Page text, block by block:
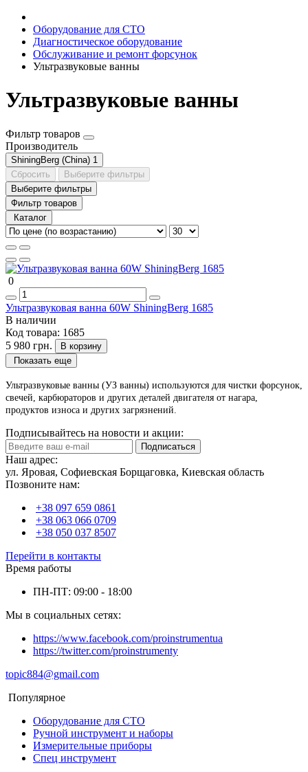
Оборудование для СТО
Диагностическое оборудование
Обслуживание и ремонт форсунок
Ультразвуковые ванны
Ультразвуковые ванны
Фильтр товаров
Производитель
ShiningBerg (China) 1
Сбросить
Выберите фильтры
Выберите фильтры
Фильтр товаров
Каталог
0
Ультразвуковая ванна 60W ShiningBerg 1685
В наличии
Код товара: 1685
5 980 грн.
В корзину
Показать еще
Ультразвуковые ванны (УЗ ванны) используются для чистки форсунок,
свечей, карбюраторов и других деталей двигателя от нагара,
продуктов износа и других загрязнений.
Подписывайтесь на новости и акции:
Подписаться
Наш адрес:
ул. Яровая, Софиевская Борщаговка, Киевская область
Позвоните нам:
+38 097 659 0861
+38 063 066 0709
+38 050 037 8507
Перейти в контакты
Время работы
ПН-ПТ: 09:00 - 18:00
Мы в социальных сетях:
https://www.facebook.com/proinstrumentua
https://twitter.com/proinstrumenty
topic884@gmail.com
Популярное
Оборудование для СТО
Ручной инструмент и наборы
Измерительные приборы
Спец инструмент